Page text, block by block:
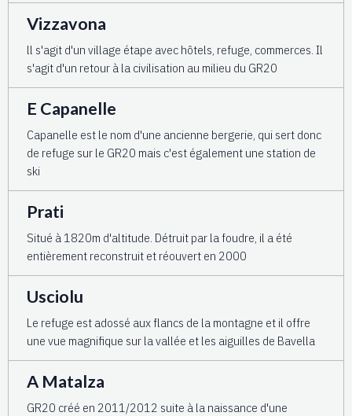
Vizzavona
ll s'agit d'un village étape avec hôtels, refuge, commerces. Il
s'agit d'un retour à la civilisation au milieu du GR20
E Capanelle
Capanelle est le nom d'une ancienne bergerie, qui sert donc
de refuge sur le GR20 mais c'est également une station de
ski
Prati
Situé à 1820m d'altitude. Détruit par la foudre, il a été
entièrement reconstruit et réouvert en 2000
Usciolu
Le refuge est adossé aux flancs de la montagne et il offre
une vue magnifique sur la vallée et les aiguilles de Bavella
A Matalza
GR20 créé en 2011/2012 suite à la naissance d'une